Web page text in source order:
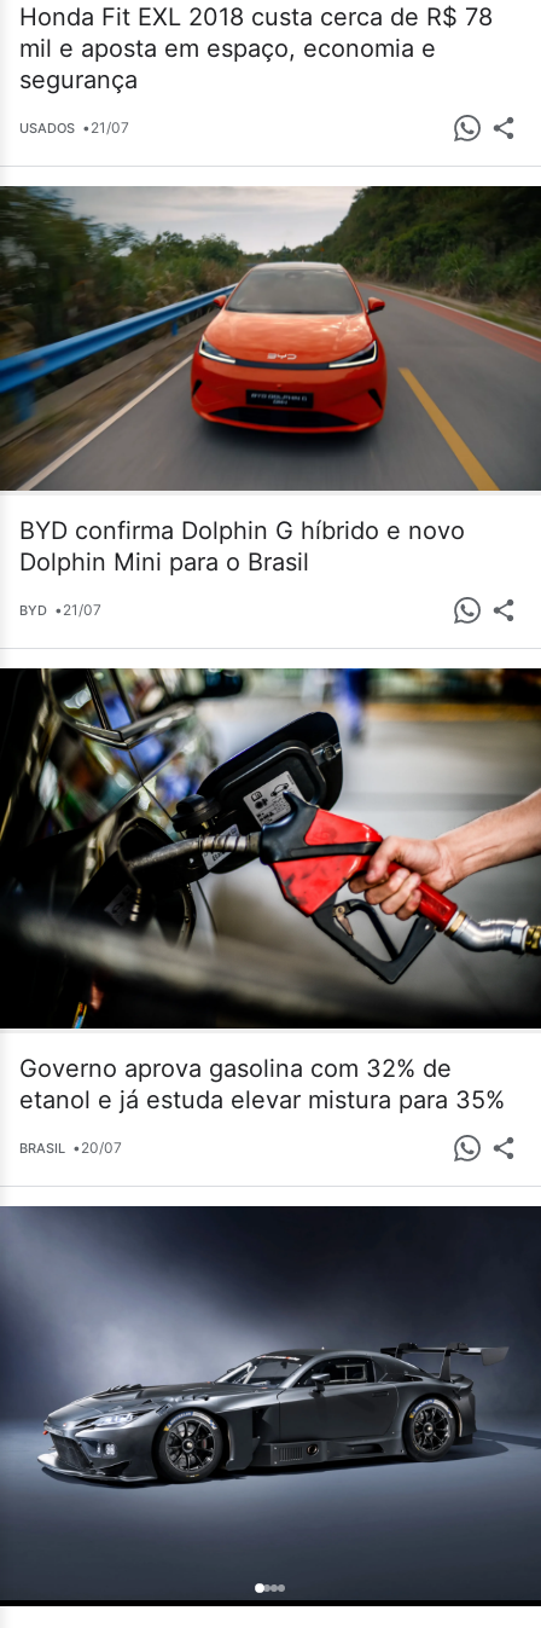
Honda Fit EXL 2018 custa cerca de R$ 78
mil e aposta em espaço, economia e
segurança
USADOS •21/07
BYD confirma Dolphin G híbrido e novo
Dolphin Mini para o Brasil
BYD •21/07
Governo aprova gasolina com 32% de
etanol e já estuda elevar mistura para 35%
BRASIL •20/07